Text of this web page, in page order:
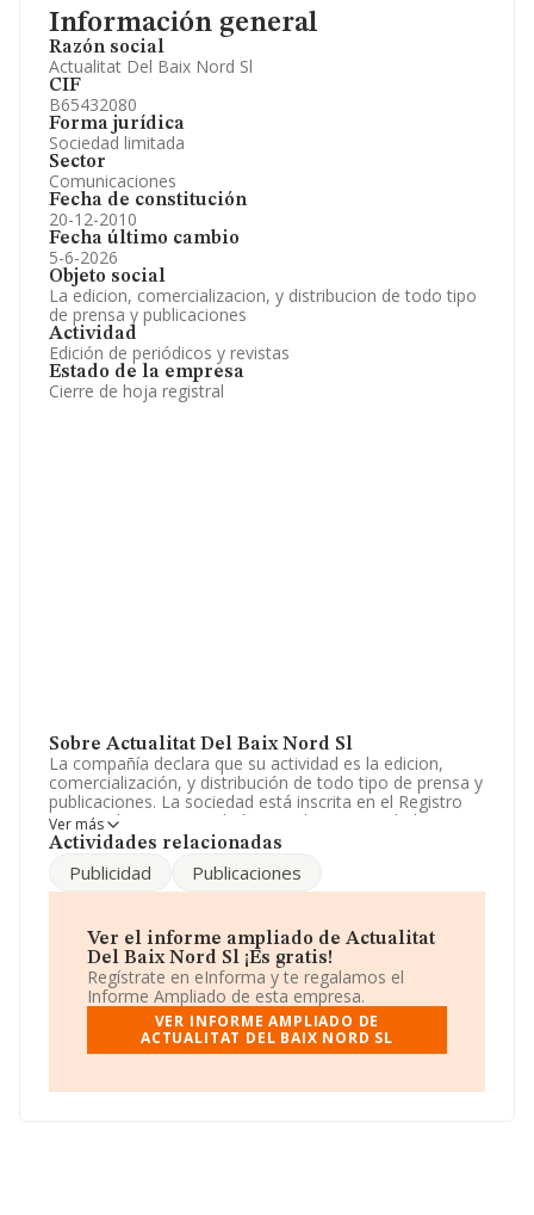
Información general
Razón social
Actualitat Del Baix Nord Sl
CIF
B65432080
Forma jurídica
Sociedad limitada
Sector
Comunicaciones
Fecha de constitución
20-12-2010
Fecha último cambio
5-6-2026
Objeto social
La edicion, comercializacion, y distribucion de todo tipo
de prensa y publicaciones
Actividad
Edición de periódicos y revistas
Estado de la empresa
Cierre de hoja registral
Sobre Actualitat Del Baix Nord Sl
La compañía declara que su actividad es la edicion,
comercialización, y distribución de todo tipo de prensa y
publicaciones. La sociedad está inscrita en el Registro
Mercantil como Sociedad Limitada. Su actividad CNAE
es 'Edición de directorios y guías de direcciones
actividad en mercados exteriores.
B65432080, se encuentra en Calle Dos De Maig núm. 1,
(08172), en el municipio de Sant Cugat Del Vallés,
provincia de Barcelona, Cataluña.
Con los datos a disposición de INFORMA sobre 2.872
empresas pertenecientes al sector, en el ámbito
nacional la facturación alcanza la cifra de 1.536 millones
534 mil euros de ventas. Para aportar ulterior
Ver más
Actividades relacionadas
Publicidad Publicaciones
Ver el informe ampliado de Actualitat
Del Baix Nord Sl ¡Es gratis!
Regístrate en eInforma y te regalamos el
Informe Ampliado de esta empresa.
VER INFORME AMPLIADO DE
ACTUALITAT DEL BAIX NORD SL
Información oficial y registral complementaria.